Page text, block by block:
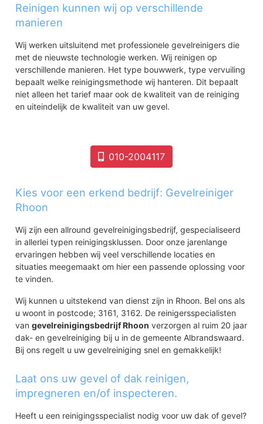
Reinigen kunnen wij op verschillende
manieren
Wij werken uitsluitend met professionele gevelreinigers die
met de nieuwste technologie werken. Wij reinigen op
verschillende manieren. Het type bouwwerk, type vervuiling
bepaalt welke reinigingsmethode wij hanteren. Dit bepaalt
niet alleen het tarief maar ook de kwaliteit van de reiniging
en uiteindelijk de kwaliteit van uw gevel.
010-2004117
Kies voor een erkend bedrijf: Gevelreiniger
Rhoon
Wij zijn een allround gevelreinigingsbedrijf, gespecialiseerd
in allerlei typen reinigingsklussen. Door onze jarenlange
ervaringen hebben wij veel verschillende locaties en
situaties meegemaakt om hier een passende oplossing voor
te vinden.
Wij kunnen u uitstekend van dienst zijn in Rhoon. Bel ons als
u woont in postcode; 3161, 3162. De reinigersspecialisten
vangevelreinigingsbedrijf Rhoon verzorgen al ruim 20 jaar
dak- en gevelreiniging bij u in de gemeente Albrandswaard.
Bij ons regelt u uw gevelreiniging snel en gemakkelijk!
Laat ons uw gevel of dak reinigen,
impregneren en/of inspecteren.
Heeft u een reinigingsspecialist nodig voor uw dak of gevel?